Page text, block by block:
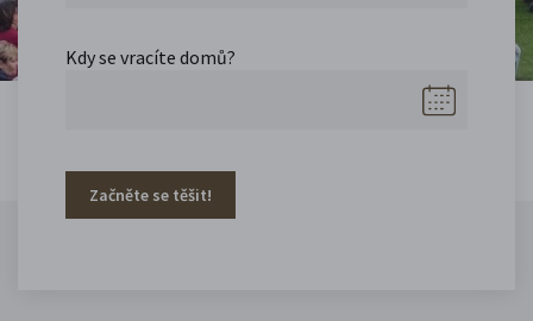
Kdy se vracíte domů?
Začněte se těšit!